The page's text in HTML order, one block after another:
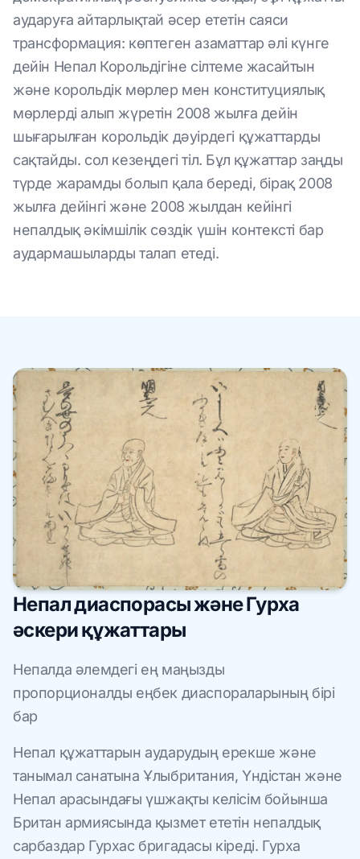
аударуға айтарлықтай әсер ететін саяси
трансформация: көптеген азаматтар әлі күнге
дейін Непал Корольдігіне сілтеме жасайтын
және корольдік мөрлер мен конституциялық
мөрлерді алып жүретін 2008 жылға дейін
шығарылған корольдік дәуірдегі құжаттарды
сақтайды. сол кезеңдегі тіл. Бұл құжаттар заңды
түрде жарамды болып қала береді, бірақ 2008
жылға дейінгі және 2008 жылдан кейінгі
непалдық әкімшілік сөздік үшін контексті бар
аудармашыларды талап етеді.
Непал диаспорасы және Гурха
әскери құжаттары
Непалда әлемдегі ең маңызды
пропорционалды еңбек диаспораларының бірі
бар
Непал құжаттарын аударудың ерекше және
танымал санатына Ұлыбритания, Үндістан және
Непал арасындағы үшжақты келісім бойынша
Британ армиясында қызмет ететін непалдық
сарбаздар Гурхас бригадасы кіреді. Гурха